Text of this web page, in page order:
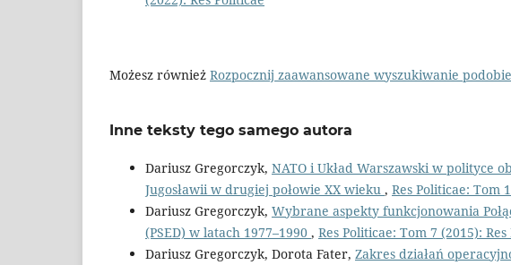
Możesz również Rozpocznij zaawansowane wyszukiwanie
Inne teksty tego samego autora
Dariusz Gregorczyk, NATO i Układ Warszawski w polityce
Jugosławii w drugiej połowie XX wieku , Res Politicae: Tom
Dariusz Gregorczyk, Wybrane aspekty funkcjonowania
(PSED) w latach 1977–1990 , Res Politicae: Tom 7 (2015):
Dariusz Gregorczyk, Dorota Fater, Zakres działań